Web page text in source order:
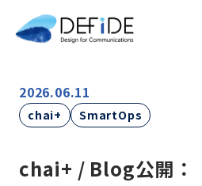
2026.06.11
chai+ SmartOps
chai+ / Blog公開：